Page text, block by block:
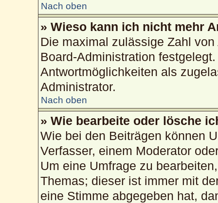
Nach oben
» Wieso kann ich nicht mehr
Die maximal zulässige Zahl
Board-Administration
Antwortmöglichkeiten als
Administrator.
Nach oben
» Wie bearbeite oder lösche
Wie bei den Beiträgen können
Verfasser, einem Moderator
Um eine Umfrage zu
Themas; dieser ist immer mit
eine Stimme abgegeben hat,